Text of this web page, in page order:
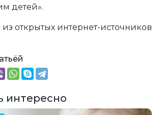
детей».
открытых интернет-источников
интересно